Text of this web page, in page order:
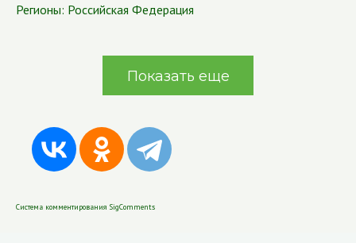
Регионы: Российская Федерация
Показать еще
Система комментирования SigComments